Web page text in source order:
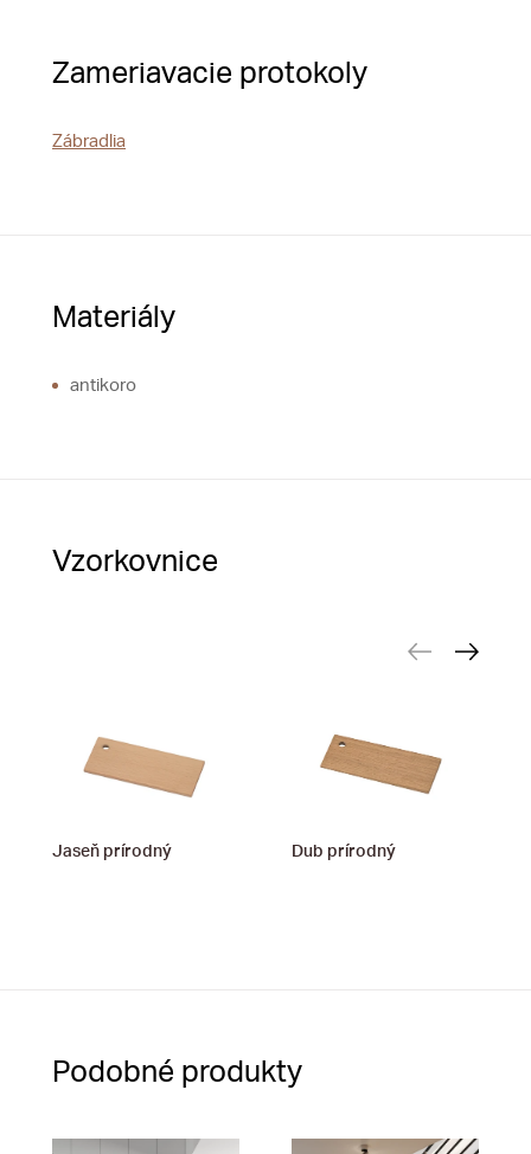
Zameriavacie protokoly
Zábradlia
Materiály
antikoro
Vzorkovnice
Jaseň prírodný Dub prírodný
Podobné produkty